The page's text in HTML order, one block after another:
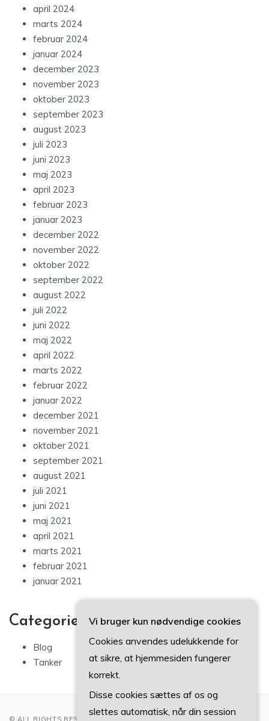
april 2024
marts 2024
februar 2024
januar 2024
december 2023
november 2023
oktober 2023
september 2023
august 2023
juli 2023
juni 2023
maj 2023
april 2023
februar 2023
januar 2023
december 2022
november 2022
oktober 2022
september 2022
august 2022
juli 2022
juni 2022
maj 2022
april 2022
marts 2022
februar 2022
januar 2022
december 2021
november 2021
oktober 2021
september 2021
august 2021
juli 2021
juni 2021
maj 2021
april 2021
marts 2021
februar 2021
januar 2021
Categories
Blog
Tanker
© ALL RIGHTS RESERVED 2022
Vi bruger kun nødvendige cookies
Cookies anvendes udelukkende for
at sikre, at hjemmesiden fungerer
korrekt.
Disse cookies sættes af os og
slettes automatisk, når din session